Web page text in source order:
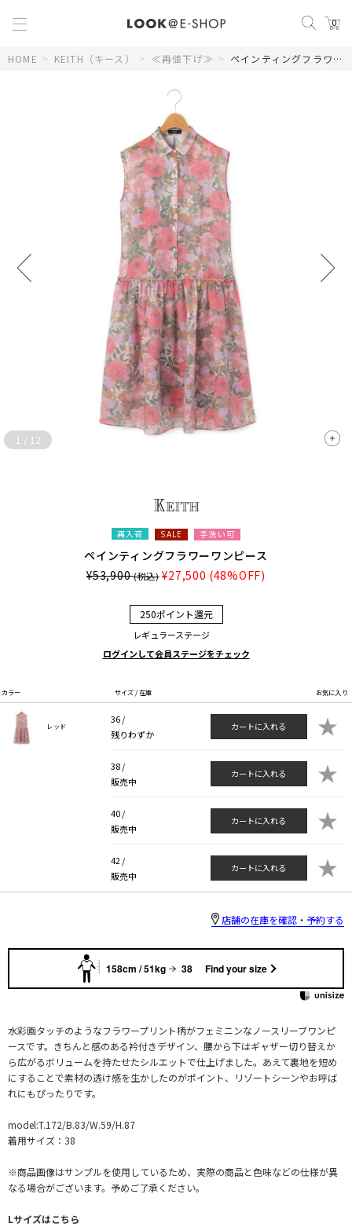
0
HOME > KEITH（キース） > ≪再値下げ≫ > ペインティングフラワーワンピース
1 / 12
再入荷 SALE 手洗い可
ペインティングフラワーワンピース
¥53,900(税込) ¥27,500 (48%OFF)
250ポイント還元
レギュラーステージ
ログインして会員ステージをチェック
カラー サイズ / 在庫 お気に入り
レッド
36 /
残りわずか
カートに入れる ★
38 /
販売中
カートに入れる ★
40 /
販売中
カートに入れる ★
42 /
販売中
カートに入れる ★
店舗の在庫を確認・予約する
158cm / 51kg 38 Find your size
水彩画タッチのようなフラワープリント柄がフェミニンなノースリーブワンピ
ースです。きちんと感のある衿付きデザイン、腰から下はギャザー切り替えか
ら広がるボリュームを持たせたシルエットで仕上げました。あえて裏地を短め
にすることで素材の透け感を生かしたのがポイント、リゾートシーンやお呼ば
れにもぴったりです。
model:T.172/B.83/W.59/H.87
着用サイズ：38
※商品画像はサンプルを使用しているため、実際の商品と色味などの仕様が異
なる場合がございます。予めご了承ください。
Lサイズはこちら